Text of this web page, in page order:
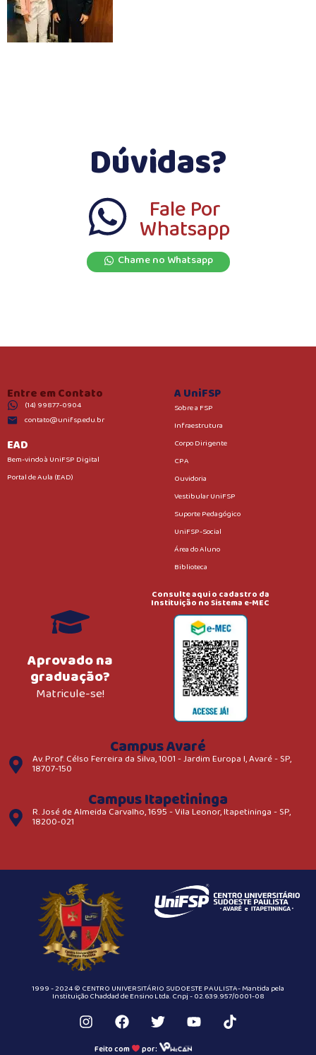
Dúvidas?
Fale Por
Whatsapp
Chame no Whatsapp
Entre em Contato
(14) 99877-0904
contato@unifsp.edu.br
EAD
Bem-vindo à UniFSP Digital
Portal de Aula (EAD)
A UniFSP
Sobre a FSP
Infraestrutura
Corpo Dirigente
CPA
Ouvidoria
Vestibular UniFSP
Suporte Pedagógico
UniFSP-Social
Área do Aluno
Biblioteca
Aprovado na
graduação?
Matricule-se!
Consulte aqui o cadastro da
Instituição no Sistema e-MEC
Campus Avaré
Av. Prof. Célso Ferreira da Silva, 1001 - Jardim Europa I, Avaré - SP,
18707-150
Campus Itapetininga
R. José de Almeida Carvalho, 1695 - Vila Leonor, Itapetininga - SP,
18200-021
1999 - 2024 © CENTRO UNIVERSITÁRIO SUDOESTE PAULISTA- Mantida pela
Instituição Chaddad de Ensino Ltda. Cnpj - 02.639.957/0001-08
Feito com por: